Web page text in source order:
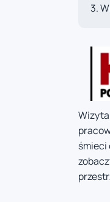
Wizyta
śmieci